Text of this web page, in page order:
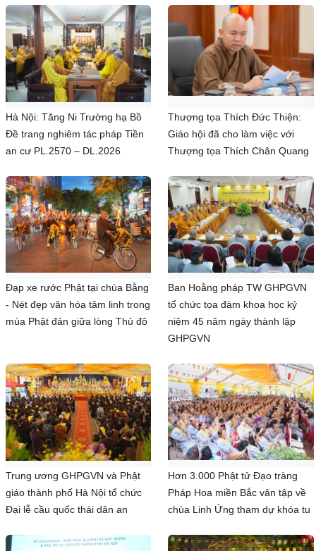
Hà Nội: Tăng Ni Trường hạ Bồ
Đề trang nghiêm tác pháp Tiền
an cư PL.2570 – DL.2026
Thượng tọa Thích Đức Thiện:
Giáo hội đã cho làm việc với
Thượng tọa Thích Chân Quang
Đạp xe rước Phật tại chùa Bằng
- Nét đẹp văn hóa tâm linh trong
mùa Phật đản giữa lòng Thủ đô
Ban Hoằng pháp TW GHPGVN
tổ chức tọa đàm khoa học kỷ
niệm 45 năm ngày thành lập
GHPGVN
Trung ương GHPGVN và Phật
giáo thành phố Hà Nội tổ chức
Đại lễ cầu quốc thái dân an
Hơn 3.000 Phật tử Đạo tràng
Pháp Hoa miền Bắc vân tập về
chùa Linh Ứng tham dự khóa tu